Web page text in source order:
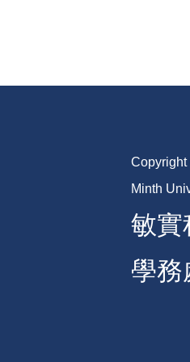
Copyright
Minth
敏實
學務